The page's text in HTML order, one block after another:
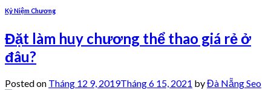
Kỷ Niệm Chương
Đặt làm huy chương thể thao giá rẻ ở
đâu?
Posted on Tháng 12 9, 2019Tháng 6 15, 2021 byĐà Nẵng Seo